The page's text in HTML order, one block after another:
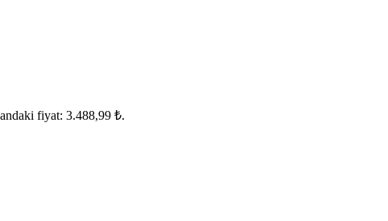
fiyat: 3.488,99 ₺.